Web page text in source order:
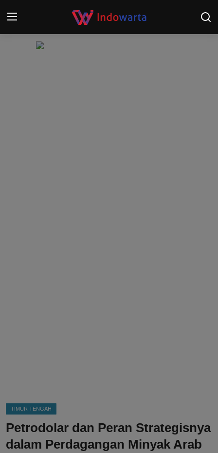
TIMUR TENGAH
Petrodolar dan Peran Strategisnya
dalam Perdagangan Minyak Arab